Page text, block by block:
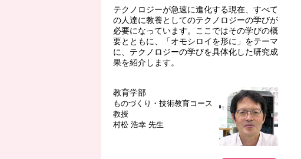
テクノロジーが急速に進化する現在、すべて
の人達に教養としてのテクノロジーの学びが
必要になっています。ここではその学びの概
要とともに、「オモシロイを形に」をテーマ
に、テクノロジーの学びを具体化した研究成
果を紹介します。
教育学部
ものづくり・技術教育コース
教授
村松 浩幸 先生